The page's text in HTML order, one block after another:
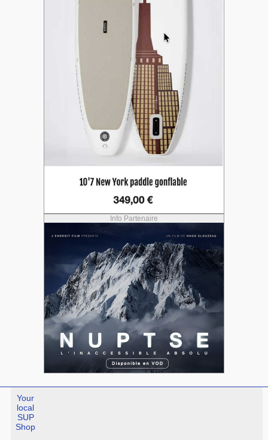
Info Partenaire
Your
local
SUP
Shop